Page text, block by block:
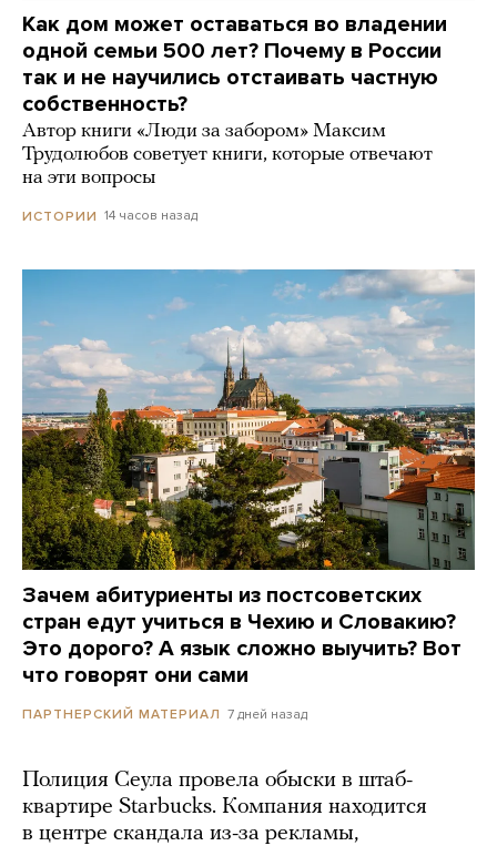
Как дом может оставаться во владении
одной семьи 500 лет? Почему в России
так и не научились отстаивать частную
собственность?
Автор книги «Люди за забором» Максим
Трудолюбов советует книги, которые отвечают
на эти вопросы
ИСТОРИИ 14 часов назад
Зачем абитуриенты из постсоветских
стран едут учиться в Чехию и Словакию?
Это дорого? А язык сложно выучить? Вот
что говорят они сами
ПАРТНЕРСКИЙ МАТЕРИАЛ 7 дней назад
Полиция Сеула провела обыски в штаб-
квартире Starbucks. Компания находится
в центре скандала из-за рекламы,